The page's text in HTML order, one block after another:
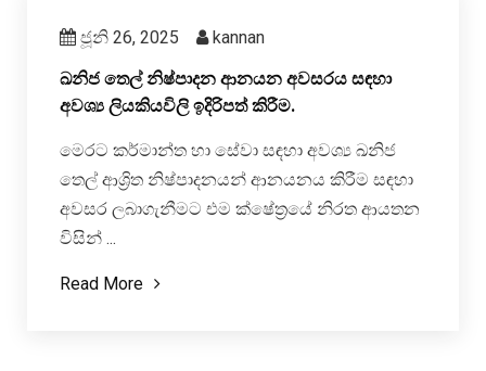
ජූනි 26, 2025 kannan
ඛනිජ තෙල් නිෂ්පාදන ආනයන අවසරය සඳහා
අවශ්‍ය ලියකියවිලි ඉදිරිපත් කිරීම.
මෙරට කර්මාන්ත හා සේවා සඳහා අවශ්‍ය ඛනිජ
තෙල් ආශ්‍රිත නිෂ්පාදනයන් ආනයනය කිරීම සඳහා
අවසර ලබාගැනීමට එම ක්ෂේත්‍රයේ නිරත ආයතන
විසින් ...
Read More